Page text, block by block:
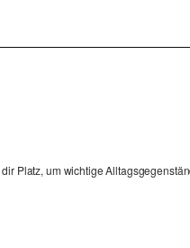
Platz, um wichtige